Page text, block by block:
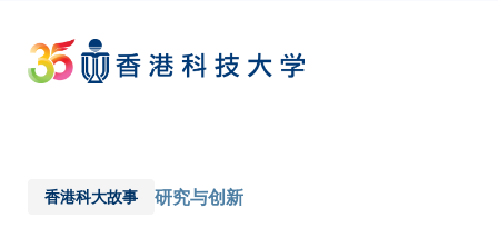
main
content
香港科大故事 研究与创新